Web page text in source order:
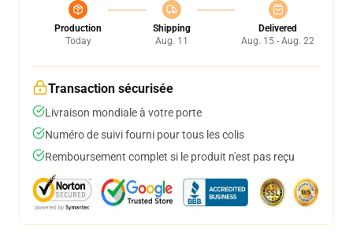
Production
Today
Shipping
Aug. 11
Delivered
Aug. 15 - Aug. 22
Transaction sécurisée
Livraison mondiale à votre porte
Numéro de suivi fourni pour tous les colis
Remboursement complet si le produit n'est pas reçu